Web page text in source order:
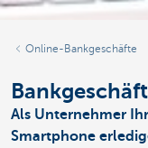
Online-Bankgeschäfte
Als Unternehmer
Smartphone